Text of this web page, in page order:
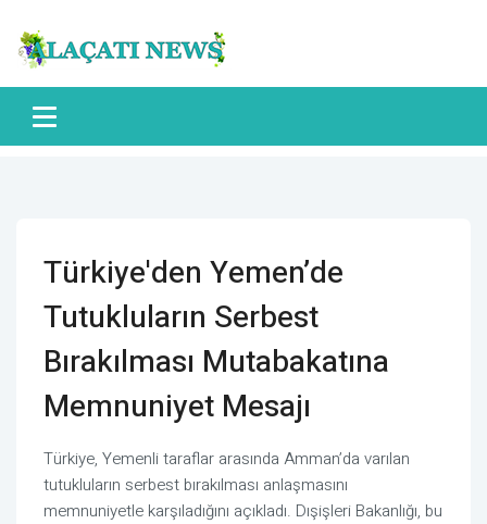
Türkiye'den Yemen’de
Tutukluların Serbest
Bırakılması Mutabakatına
Memnuniyet Mesajı
Türkiye, Yemenli taraflar arasında Amman’da varılan
tutukluların serbest bırakılması anlaşmasını
memnuniyetle karşıladığını açıkladı. Dışişleri Bakanlığı, bu